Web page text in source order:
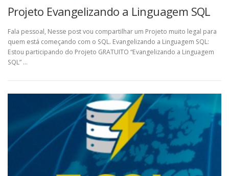
Projeto Evangelizando a Linguagem SQL
Fala pessoal, Nesse post vou compartilhar um Projeto muito legal para
quem está começando com o SQL. Evangelizando a Linguagem SQL:
Estou participando do Projeto GRATUITO “Evangelizando a Linguagem
SQL” …